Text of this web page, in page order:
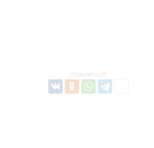
Поделиться: